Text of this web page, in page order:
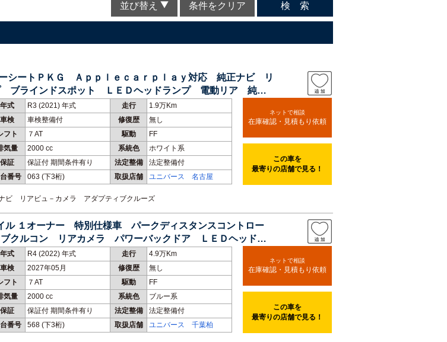
並び替え 条件をクリア 検 索
シートＰＫＧ Ａｐｐｌｅｃａｒｐｌａｙ対応 純正ナビ リ
ブラインドスポット ＬＥＤヘッドランプ 電動リア 純正
年式 R3 (2021) 年式 走行
1.9万Km
車検
車検整備付 修復歴
無し
フト
７AT 駆動
FF
気量
2000 cc 系統色
ホワイト系
保証
保証付 期間条件有り 法定整備
法定整備付
番号
063 (下3桁) 取扱店舗 ユニバース 名古屋
ビ リアビュ－カメラ アダプティブクルーズ
ネットで相談
在庫確認・見積もり依頼
この車を
最寄りの店舗で見る！
ル １オーナー 特別仕様車 パークディスタンスコントロー
クルコン リアカメラ パワーバックドア ＬＥＤヘッドラ
年式 R4 (2022) 年式 走行
4.9万Km
車検
2027年05月 修復歴
無し
フト
７AT 駆動
FF
気量
2000 cc 系統色
ブルー系
保証
保証付 期間条件有り 法定整備
法定整備付
番号
568 (下3桁) 取扱店舗 ユニバース 千葉柏
ネットで相談
在庫確認・見積もり依頼
この車を
最寄りの店舗で見る！